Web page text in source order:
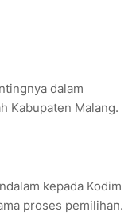
dalam
Kabupaten Malang.
kepada Kodim
proses pemilihan.